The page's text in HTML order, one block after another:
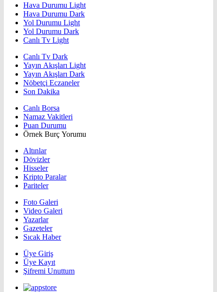
Hava Durumu Light
Hava Durumu Dark
Yol Durumu Light
Yol Durumu Dark
Canlı Tv Light
Canlı Tv Dark
Yayın Akışları Light
Yayın Akışları Dark
Nöbetçi Eczaneler
Son Dakika
Canlı Borsa
Namaz Vakitleri
Puan Durumu
Örnek Burç Yorumu
Altınlar
Dövizler
Hisseler
Kripto Paralar
Pariteler
Foto Galeri
Video Galeri
Yazarlar
Gazeteler
Sıcak Haber
Üye Giriş
Üye Kayıt
Şifremi Unuttum